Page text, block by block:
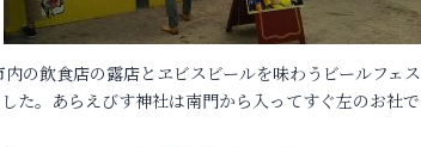
の飲食店の露店とヱビスビールを味わうビールフェス
た。あらえびす神社は南門から入ってすぐ左のお社で